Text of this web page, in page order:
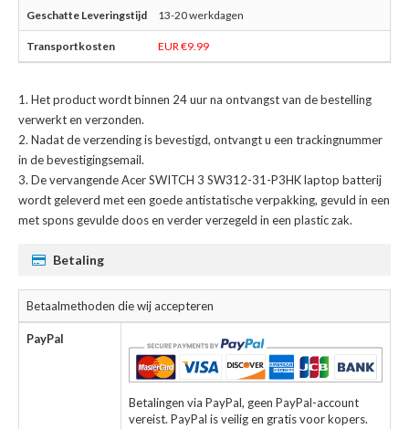
13-20 werkdagen
EUR €9.99
Het product wordt binnen 24 uur na ontvangst van de bestelling
verwerkt en verzonden.
Nadat de verzending is bevestigd, ontvangt u een trackingnummer
in de bevestigingsemail.
Devervangende Acer SWITCH 3 SW312-31-P3HK laptop batterij
wordt geleverd met een goede antistatische verpakking, gevuld in een
met spons gevulde doos en verder verzegeld in een plastic zak.
Betaling
Betaalmethoden die wij accepteren
PayPal
Betalingen via PayPal, geen PayPal-account
vereist. PayPal is veilig en gratis voor kopers.